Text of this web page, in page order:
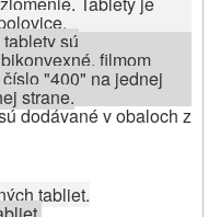
sú
filmom
"400" na jednej
strane.
dodávané v obaloch z
tabliet.